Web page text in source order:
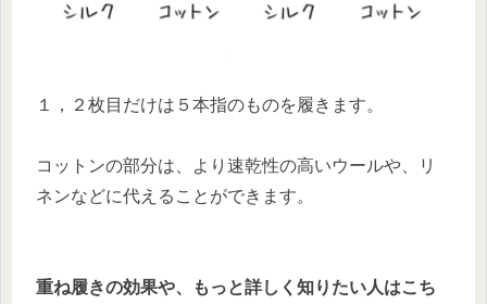
１，２枚目だけは５本指のものを履きます。
コットンの部分は、より速乾性の高いウールや、リ
ネンなどに代えることができます。
重ね履きの効果や、もっと詳しく知りたい人はこち